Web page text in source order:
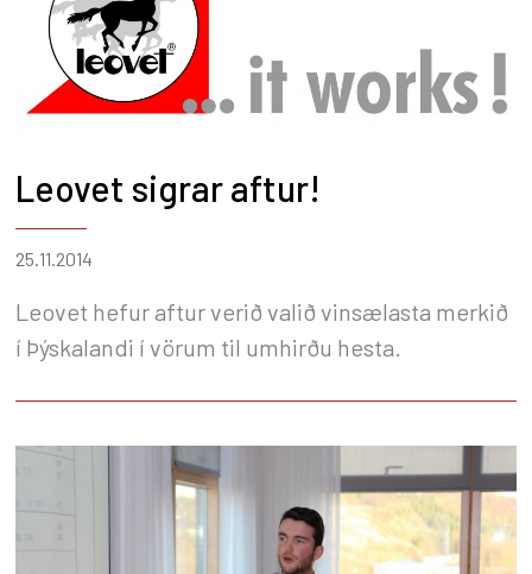
Leovet sigrar aftur!
25.11.2014
Leovet hefur aftur verið valið vinsælasta merkið
í Þýskalandi í vörum til umhirðu hesta.